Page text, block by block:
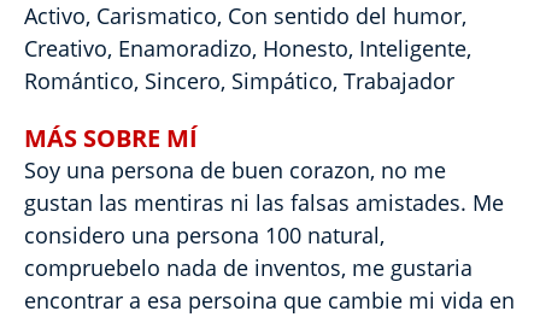
Activo, Carismatico, Con sentido del humor,
Creativo, Enamoradizo, Honesto, Inteligente,
Romántico, Sincero, Simpático, Trabajador
MÁS SOBRE MÍ
Soy una persona de buen corazon, no me
gustan las mentiras ni las falsas amistades. Me
considero una persona 100 natural,
compruebelo nada de inventos, me gustaria
encontrar a esa persoina que cambie mi vida en